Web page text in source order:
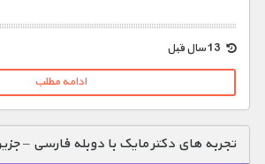
1900 تومان – خريد لينک دانلود (افزودن به سبد خريد)
ادامه مطلب
تجربه های دکتر مایک با دوبله فارسی –